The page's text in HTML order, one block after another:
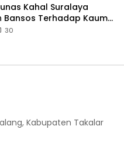
Kahal Suralaya
Terhadap Kaum
Piatu
30
Kabupaten Takalar